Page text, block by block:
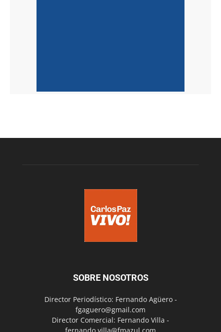
SOBRE NOSOTROS
Director Periodístico: Fernando Agüero -
fgaguero@gmail.com
Director Comercial: Fernando Villa -